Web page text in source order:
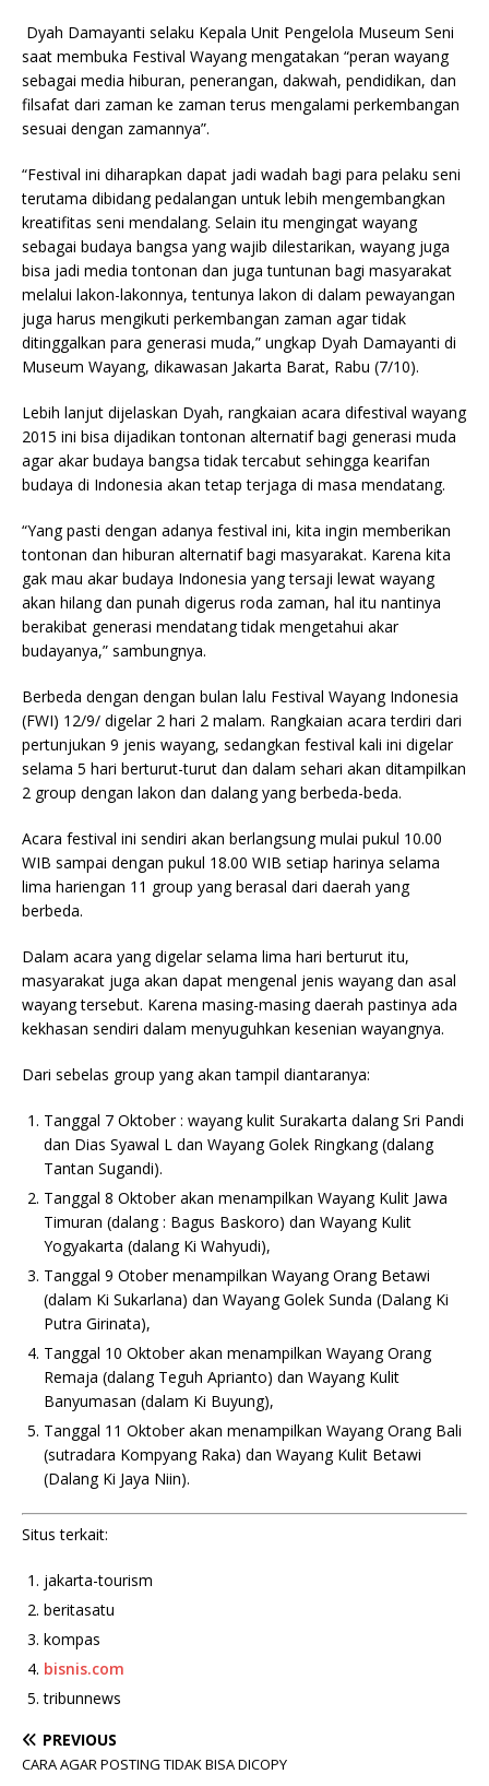
Dyah Damayanti selaku Kepala Unit Pengelola Museum Seni
saat membuka Festival Wayang mengatakan “peran wayang
sebagai media hiburan, penerangan, dakwah, pendidikan, dan
filsafat dari zaman ke zaman terus mengalami perkembangan
sesuai dengan zamannya”.
“Festival ini diharapkan dapat jadi wadah bagi para pelaku seni
terutama dibidang pedalangan untuk lebih mengembangkan
kreatifitas seni mendalang. Selain itu mengingat wayang
sebagai budaya bangsa yang wajib dilestarikan, wayang juga
bisa jadi media tontonan dan juga tuntunan bagi masyarakat
melalui lakon-lakonnya, tentunya lakon di dalam pewayangan
juga harus mengikuti perkembangan zaman agar tidak
ditinggalkan para generasi muda,” ungkap Dyah Damayanti di
Museum Wayang, dikawasan Jakarta Barat, Rabu (7/10).
Lebih lanjut dijelaskan Dyah, rangkaian acara difestival wayang
2015 ini bisa dijadikan tontonan alternatif bagi generasi muda
agar akar budaya bangsa tidak tercabut sehingga kearifan
budaya di Indonesia akan tetap terjaga di masa mendatang.
“Yang pasti dengan adanya festival ini, kita ingin memberikan
tontonan dan hiburan alternatif bagi masyarakat. Karena kita
gak mau akar budaya Indonesia yang tersaji lewat wayang
akan hilang dan punah digerus roda zaman, hal itu nantinya
berakibat generasi mendatang tidak mengetahui akar
budayanya,” sambungnya.
Berbeda dengan dengan bulan lalu Festival Wayang Indonesia
(FWI) 12/9/ digelar 2 hari 2 malam. Rangkaian acara terdiri dari
pertunjukan 9 jenis wayang, sedangkan festival kali ini digelar
selama 5 hari berturut-turut dan dalam sehari akan ditampilkan
2 group dengan lakon dan dalang yang berbeda-beda.
Acara festival ini sendiri akan berlangsung mulai pukul 10.00
WIB sampai dengan pukul 18.00 WIB setiap harinya selama
lima hariengan 11 group yang berasal dari daerah yang
berbeda.
Dalam acara yang digelar selama lima hari berturut itu,
masyarakat juga akan dapat mengenal jenis wayang dan asal
wayang tersebut. Karena masing-masing daerah pastinya ada
kekhasan sendiri dalam menyuguhkan kesenian wayangnya.
Dari sebelas group yang akan tampil diantaranya:
Tanggal 7 Oktober : wayang kulit Surakarta dalang Sri Pandi
dan Dias Syawal L dan Wayang Golek Ringkang (dalang
Tantan Sugandi).
Tanggal 8 Oktober akan menampilkan Wayang Kulit Jawa
Timuran (dalang : Bagus Baskoro) dan Wayang Kulit
Yogyakarta (dalang Ki Wahyudi),
Tanggal 9 Otober menampilkan Wayang Orang Betawi
(dalam Ki Sukarlana) dan Wayang Golek Sunda (Dalang Ki
Putra Girinata),
Tanggal 10 Oktober akan menampilkan Wayang Orang
Remaja (dalang Teguh Aprianto) dan Wayang Kulit
Banyumasan (dalam Ki Buyung),
Tanggal 11 Oktober akan menampilkan Wayang Orang Bali
(sutradara Kompyang Raka) dan Wayang Kulit Betawi
(Dalang Ki Jaya Niin).
Situs terkait:
jakarta-tourism
beritasatu
kompas
bisnis.com
tribunnews
PREVIOUS
CARA AGAR POSTING TIDAK BISA DICOPY